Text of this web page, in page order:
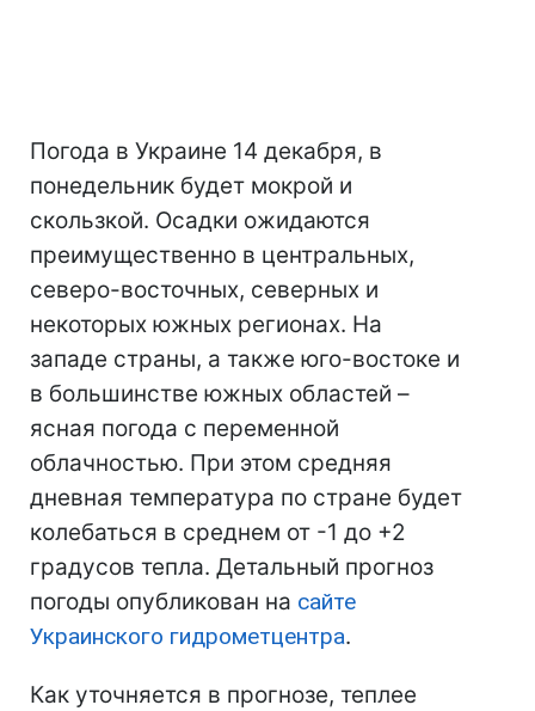
Погода в Украине 14 декабря, в
понедельник будет мокрой и
скользкой. Осадки ожидаются
преимущественно в центральных,
северо-восточных, северных и
некоторых южных регионах. На
западе страны, а также юго-востоке и
в большинстве южных областей –
ясная погода с переменной
облачностью. При этом средняя
дневная температура по стране будет
колебаться в среднем от -1 до +2
градусов тепла. Детальный прогноз
погоды опубликован на сайте
Украинского гидрометцентра.
Как уточняется в прогнозе, теплее